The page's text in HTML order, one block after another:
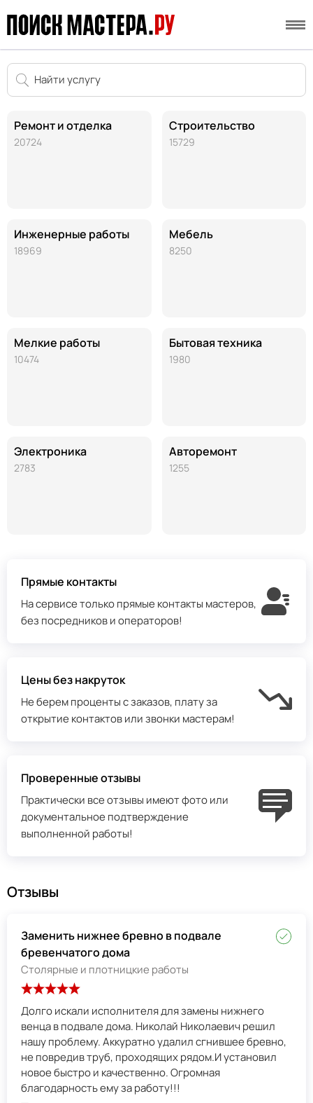
Ремонт и отделка
20724
Инженерные работы
18969
Мелкие работы
10474
Электроника
2783
Строительство
15729
Мебель
8250
Бытовая техника
1980
Авторемонт
1255
Прямые контакты
На сервисе только прямые контакты мастеров,
без посредников и операторов!
Цены без накруток
Не берем проценты с заказов, плату за
открытие контактов или звонки мастерам!
Проверенные отзывы
Практически все отзывы имеют фото или
документальное подтверждение
выполненной работы!
Отзывы
Заменить нижнее бревно в подвале
бревенчатого дома
Столярные и плотницкие работы
Долго искали исполнителя для замены нижнего
венца в подвале дома. Николай Николаевич решил
нашу проблему. Аккуратно удалил сгнившее бревно,
не повредив труб, проходящих рядом.И установил
новое быстро и качественно. Огромная
благодарность ему за работу!!!